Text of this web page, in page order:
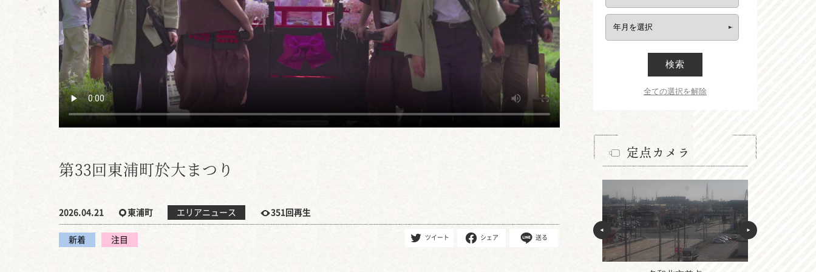
第33回東浦町於大まつり
2026.04.21 東浦町 エリアニュース 351回再生
新着 注目 ツイート シェア 送る
検索
全ての選択を解除
定点カメラ